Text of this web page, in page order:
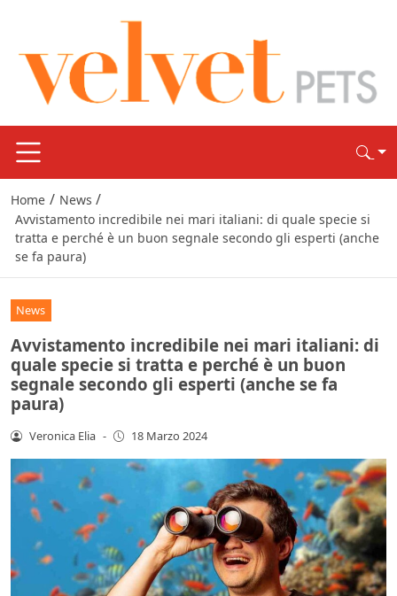
Home / News /
Avvistamento incredibile nei mari italiani: di quale specie si
tratta e perché è un buon segnale secondo gli esperti (anche
se fa paura)
News
Avvistamento incredibile nei mari italiani: di
quale specie si tratta e perché è un buon
segnale secondo gli esperti (anche se fa
paura)
Veronica Elia - 18 Marzo 2024